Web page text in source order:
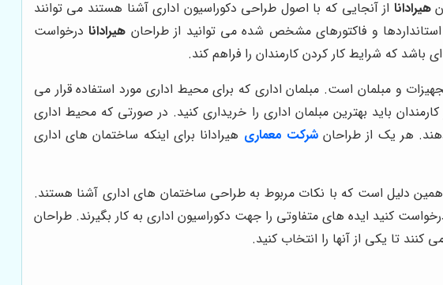
هیرادانا از آنجایی که با اصول طراحی دکوراسیون اداری آشنا هستند می توانند
و فاکتورهای مشخص شده می توانید از طراحان هیرادانادرخواست
که شرایط کار کردن کارمندان را فراهم کند.
و مبلمان است. مبلمان اداری که برای محیط اداری مورد استفاده قرار می
باید بهترین مبلمان اداری را خریداری کنید. در صورتی که محیط اداری
دهند. هر یک از طراحانشرکت معماری هیرادانا برای اینکه ساختمان های اداری
دلیل است که با نکات مربوط به طراحی ساختمان های اداری آشنا هستند.
کنید ایده های متفاوتی را جهت دکوراسیون اداری به کار بگیرند. طراحان
تا یکی از آنها را انتخاب کنید.